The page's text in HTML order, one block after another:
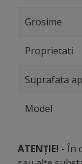
Grosime
Proprietati
Suprafata
Model
ATENȚIE! - În